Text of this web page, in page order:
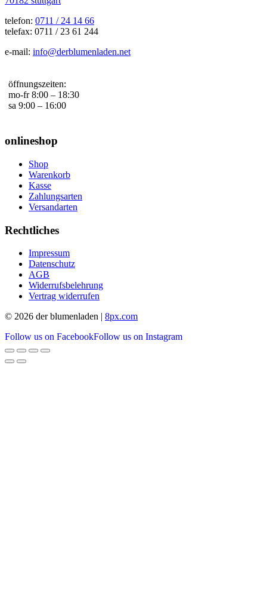
telefon: 0711 / 24 14 66
telefax: 0711 / 23 61 244
e-mail: info@derblumenladen.net
öffnungszeiten:
mo-fr 8:00 – 18:30
sa 9:00 – 16:00
onlineshop
Shop
Warenkorb
Kasse
Zahlungsarten
Versandarten
Rechtliches
Impressum
Datenschutz
AGB
Widerrufsbelehrung
Vertrag widerrufen
© 2026 der blumenladen | 8px.com
Follow us on FacebookFollow us on Instagram